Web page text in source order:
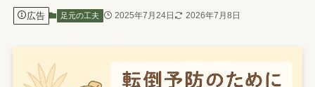
広告 足元の工夫 2025年7月24日 2026年7月8日